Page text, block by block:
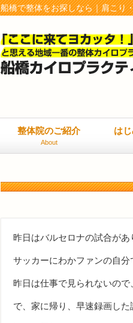
船橋で整体をお探しなら｜肩こり
整体院のご紹介
About
は
昨日はバルセロナの試合があ
サッカーにわかファンの自分
昨日は仕事で見られないの
で、家に帰り、早速録画した